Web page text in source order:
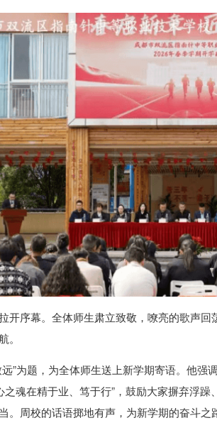
开序幕。全体师生肃立致敬，嘹亮的歌声
”为题，为全体师生送上新学期寄语。他强
魂在精于业、笃于行”，鼓励大家摒弃浮
。周校的话语掷地有声，为新学期的奋斗之